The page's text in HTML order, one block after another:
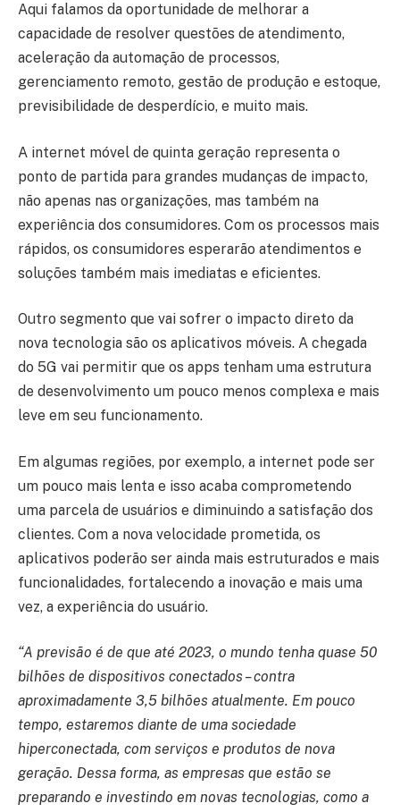
Aqui falamos da oportunidade de melhorar a
capacidade de resolver questões de atendimento,
aceleração da automação de processos,
gerenciamento remoto, gestão de produção e estoque,
previsibilidade de desperdício, e muito mais.
A internet móvel de quinta geração representa o
ponto de partida para grandes mudanças de impacto,
não apenas nas organizações, mas também na
experiência dos consumidores. Com os processos mais
rápidos, os consumidores esperarão atendimentos e
soluções também mais imediatas e eficientes.
Outro segmento que vai sofrer o impacto direto da
nova tecnologia são os aplicativos móveis. A chegada
do 5G vai permitir que os apps tenham uma estrutura
de desenvolvimento um pouco menos complexa e mais
leve em seu funcionamento.
Em algumas regiões, por exemplo, a internet pode ser
um pouco mais lenta e isso acaba comprometendo
uma parcela de usuários e diminuindo a satisfação dos
clientes. Com a nova velocidade prometida, os
aplicativos poderão ser ainda mais estruturados e mais
funcionalidades, fortalecendo a inovação e mais uma
vez, a experiência do usuário.
“A previsão é de que até 2023, o mundo tenha quase 50
bilhões de dispositivos conectados – contra
aproximadamente 3,5 bilhões atualmente. Em pouco
tempo, estaremos diante de uma sociedade
hiperconectada, com serviços e produtos de nova
geração. Dessa forma, as empresas que estão se
preparando e investindo em novas tecnologias, como a